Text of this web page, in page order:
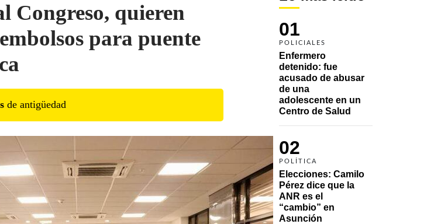
01
POLICIALES
Enfermero
detenido: fue
acusado de abusar
de una
adolescente en un
Centro de Salud
02
POLÍTICA
Elecciones: Camilo
Pérez dice que la
ANR es el
“cambio” en
Asunción
Congreso, quieren
para puente
s de antigüedad